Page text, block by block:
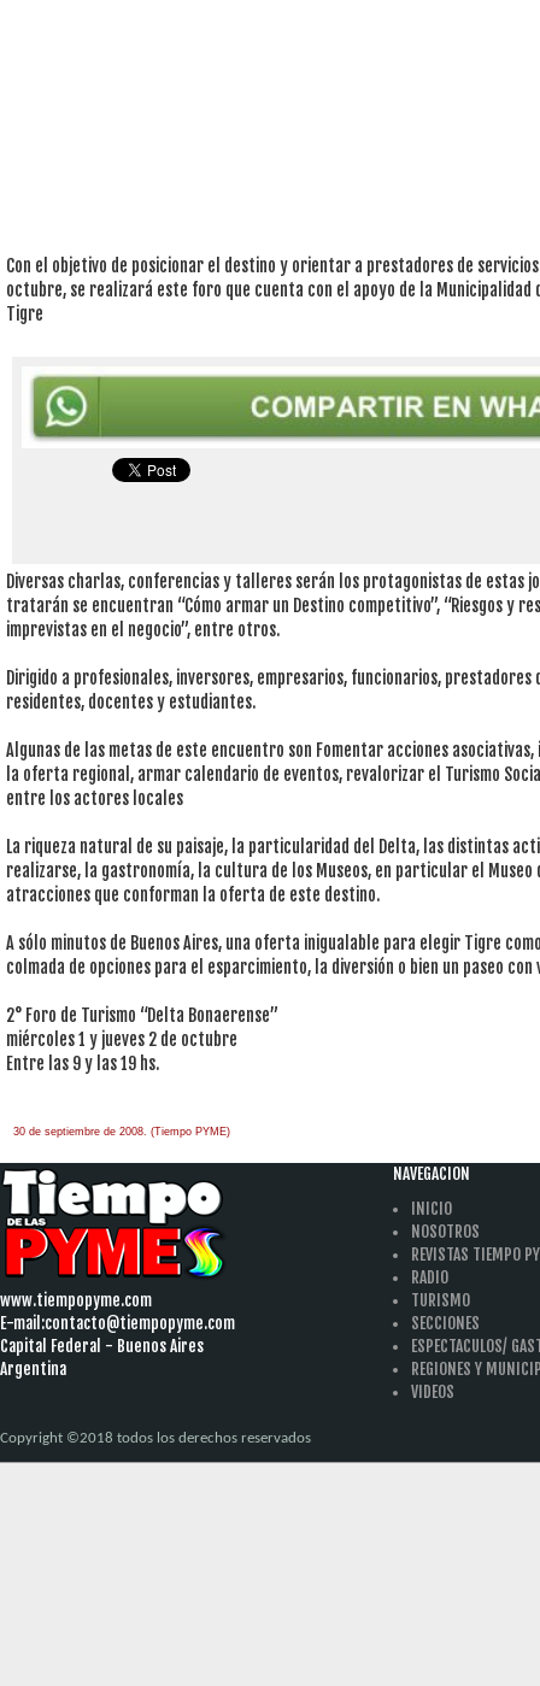
Con el objetivo de posicionar el destino y orientar a prestadores de
octubre, se realizará este foro que cuenta con el apoyo de la Municipalidad
Tigre
Diversas charlas, conferencias y talleres serán los protagonistas de estas
tratarán se encuentran “Cómo armar un Destino competitivo”, “Riesgos y
imprevistas en el negocio”, entre otros.
Dirigido a profesionales, inversores, empresarios, funcionarios,
residentes, docentes y estudiantes.
Algunas de las metas de este encuentro son Fomentar acciones
la oferta regional, armar calendario de eventos, revalorizar el Turismo
entre los actores locales
La riqueza natural de su paisaje, la particularidad del Delta, las distintas
realizarse, la gastronomía, la cultura de los Museos, en particular el Museo
atracciones que conforman la oferta de este destino.
A sólo minutos de Buenos Aires, una oferta inigualable para elegir Tigre
colmada de opciones para el esparcimiento, la diversión o bien un paseo
2° Foro de Turismo “Delta Bonaerense”
miércoles 1 y jueves 2 de octubre
Entre las 9 y las 19 hs.
30 de septiembre de 2008. (Tiempo PYME)
www.tiempopyme.com
E-mail:contacto@tiempopyme.com
Capital Federal - Buenos Aires
Argentina
NAVEGACION
INICIO
NOSOTROS
REVISTAS TIEMPO
RADIO
TURISMO
SECCIONES
ESPECTACULOS/
REGIONES Y
VIDEOS
Copyright ©2018 todos los derechos reservados